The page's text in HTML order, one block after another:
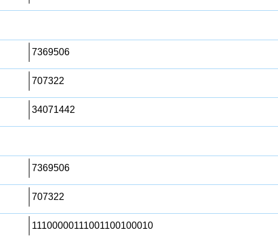
7369506
707322
34071442
7369506
707322
11100000111001100100010